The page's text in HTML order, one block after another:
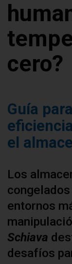
cero?
Guía
el
Los
entornos
Schiava
desafíos